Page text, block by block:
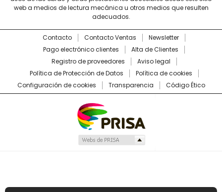
web a medios de lectura mecánica u otros medios que resulten
adecuados.
Contacto Contacto Ventas
Newsletter
Pago electrónico clientes
Alta de Clientes
Registro de proveedores
Aviso legal
Política de Protección de Datos
Política de cookies
Configuración de cookies
Transparencia Código Ético